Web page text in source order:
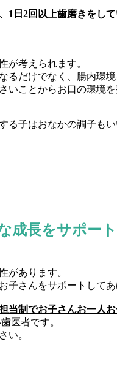
日2回以上歯磨きを
が考えられます。
だけでなく、腸内環
ことからお口の環境
子はおなかの調子も
成長をサポー
があります。
さんをサポートしてあ
制でお子さんお一人
医者です。
い。